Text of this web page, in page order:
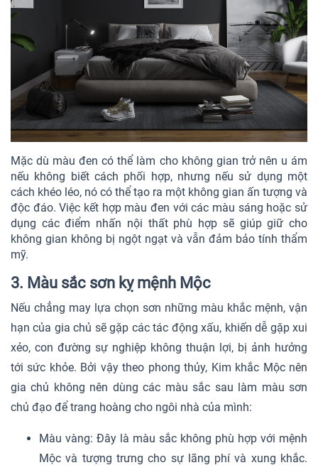
Mặc dù màu đen có thể làm cho không gian trở nên u ám
nếu không biết cách phối hợp, nhưng nếu sử dụng một
cách khéo léo, nó có thể tạo ra một không gian ấn tượng và
độc đáo. Việc kết hợp màu đen với các màu sáng hoặc sử
dụng các điểm nhấn nội thất phù hợp sẽ giúp giữ cho
không gian không bị ngột ngạt và vẫn đảm bảo tính thẩm
mỹ.
3. Màu sắc sơn kỵ mệnh Mộc
Nếu chẳng may lựa chọn sơn những màu khắc mệnh, vận
hạn của gia chủ sẽ gặp các tác động xấu, khiến dễ gặp xui
xẻo, con đường sự nghiệp không thuận lợi, bị ảnh hưởng
tới sức khỏe. Bởi vậy theo phong thủy, Kim khắc Mộc nên
gia chủ không nên dùng các màu sắc sau làm màu sơn
chủ đạo để trang hoàng cho ngôi nhà của mình:
Màu vàng: Đây là màu sắc không phù hợp với mệnh
Mộc và tượng trưng cho sự lãng phí và xung khắc.